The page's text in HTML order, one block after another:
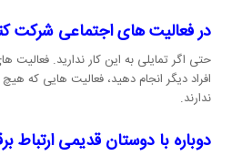
در فعالیت های اجتماعی شرکت
حتی اگر تمایلی به این کار ندارید. فعالیت
افراد دیگر انجام دهید، فعالیت هایی که
ندارند.
دوباره با دوستان قدیمی ارتباط